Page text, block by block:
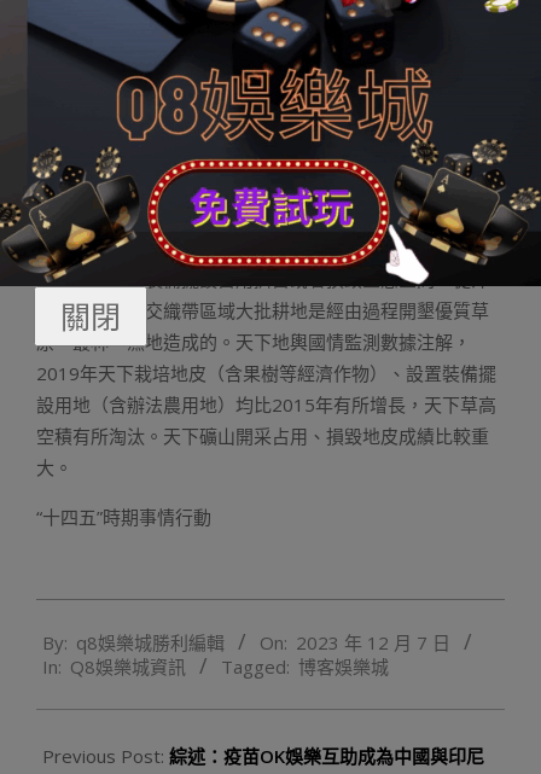
湖等長江流域湖泊面積大幅萎縮，致使咸水蓄水本領明明
降低，大批咸水間接入海。黃河道域水資本開發行使率高
達80%，遙超一般流域40%的生態警戒線，上游水源修養
本領不敷、中游水土散失重大、卑鄙河口天然濕高空積淘
汰。華北公開水超采區面積18萬平方公里。過分農墾、放
牧致使草原生態體系掉衡。2018年重點自然草原均勻家畜
超載率達10.2%。2018年我國人工林面積12億畝，跨越叢
林總面積的1/3，且不少位于干旱、半干旱區域。不少農業
開發以及設置裝備擺設占用擠占或者損毀生態空間。從汗
青上望，農牧交織帶區域大批耕地是經由過程開墾優質草
原、叢林、濕地造成的。天下地輿國情監測數據注解，
2019年天下栽培地皮（含果樹等經濟作物）、設置裝備擺
設用地（含辦法農用地）均比2015年有所增長，天下草高
空積有所淘汰。天下礦山開采占用、損毀地皮成績比較重
大。
“十四五”時期事情行動
12-
07
By: q8娛樂城勝利編輯 On: 2023 年 12 月 7 日
In: Q8娛樂城資訊 Tagged: 博客娛樂城
Previous Post: 綜述：疫苗OK娛樂互助成為中國與印尼
關閉